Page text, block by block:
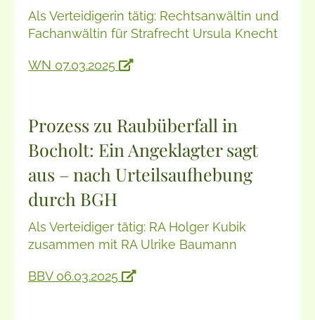
Als Verteidigerin tätig: Rechtsanwältin und
Fachanwältin für Strafrecht Ursula Knecht
WN 07.03.2025
Prozess zu Raubüberfall in
Bocholt: Ein Angeklagter sagt
aus – nach Urteilsaufhebung
durch BGH
Als Verteidiger tätig: RA Holger Kubik
zusammen mit RA Ulrike Baumann
BBV 06.03.2025